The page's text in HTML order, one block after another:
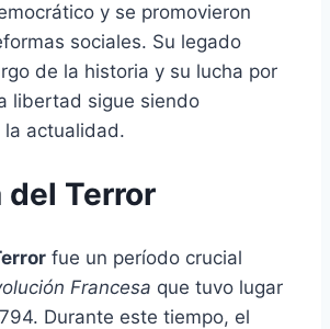
y se promovieron
sociales. Su legado
de la historia y su lucha por
libertad sigue siendo
la actualidad.
del Terror
fue un período crucial
Francesa que tuvo lugar
Durante este tiempo, el